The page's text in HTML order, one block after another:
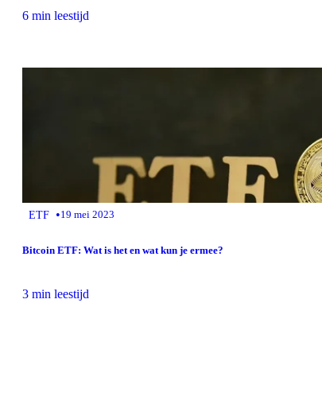
6 min leestijd
ETF •19 mei 2023
Bitcoin ETF: Wat is het en wat kun je ermee?
3 min leestijd